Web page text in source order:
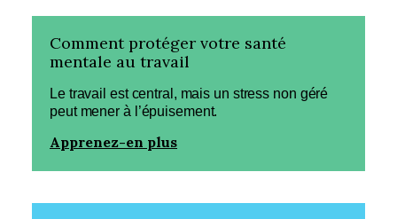
Comment protéger votre santé
mentale au travail
Le travail est central, mais un stress non géré
peut mener à l’épuisement.
Apprenez-en plus